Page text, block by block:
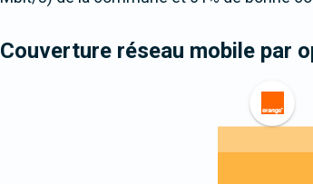
Couverture réseau mobile par